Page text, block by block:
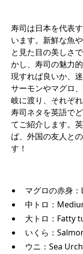
寿司は日本を代表
います。新鮮な魚
と見た目の美しさ
かし、寿司の魅力
現すれば良いか、
サーモンやマグロ
岐に渡り、それぞ
寿司ネタを英語で
てご紹介します。
ば、外国の友人と
す！
マグロの赤身
中トロ：
大トロ：Fatty
いくら：
ウニ：Sea